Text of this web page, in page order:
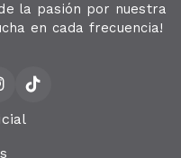
la pasión por nuestra
en cada frecuencia!